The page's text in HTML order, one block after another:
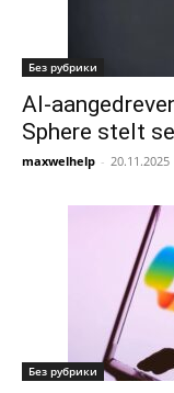
Без рубрики
AI-
Sphere stelt
maxwelhelp - 20.11.2025
Без рубрики